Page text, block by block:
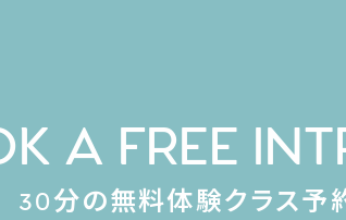
A FREE
30分の無料体験クラス予